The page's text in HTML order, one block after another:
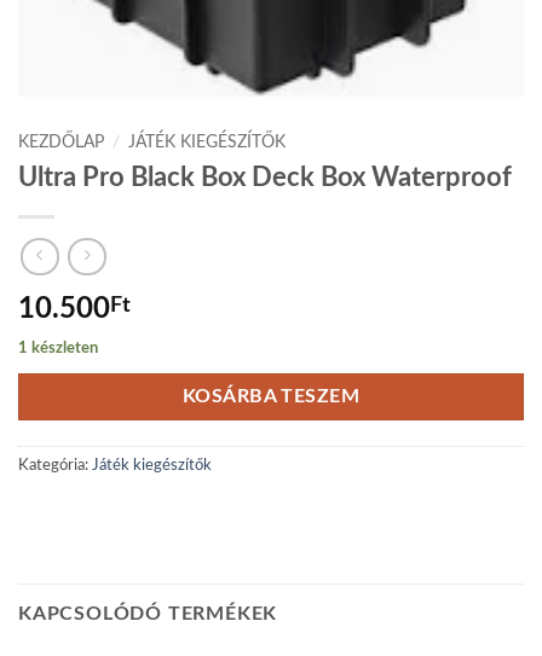
KEZDŐLAP / JÁTÉK KIEGÉSZÍTŐK
Ultra Pro Black Box Deck Box Waterproof
10.500Ft
1 készleten
KOSÁRBA TESZEM
Kategória: Játék kiegészítők
KAPCSOLÓDÓ TERMÉKEK